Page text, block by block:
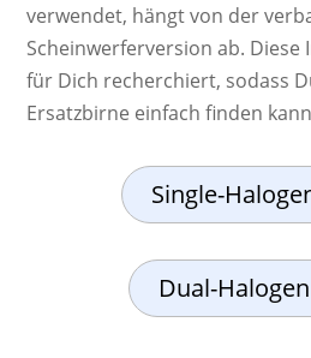
verwendet, hängt von der
Scheinwerferversion ab.
für Dich recherchiert, sodass
Ersatzbirne einfach finden
Single-
Dual-